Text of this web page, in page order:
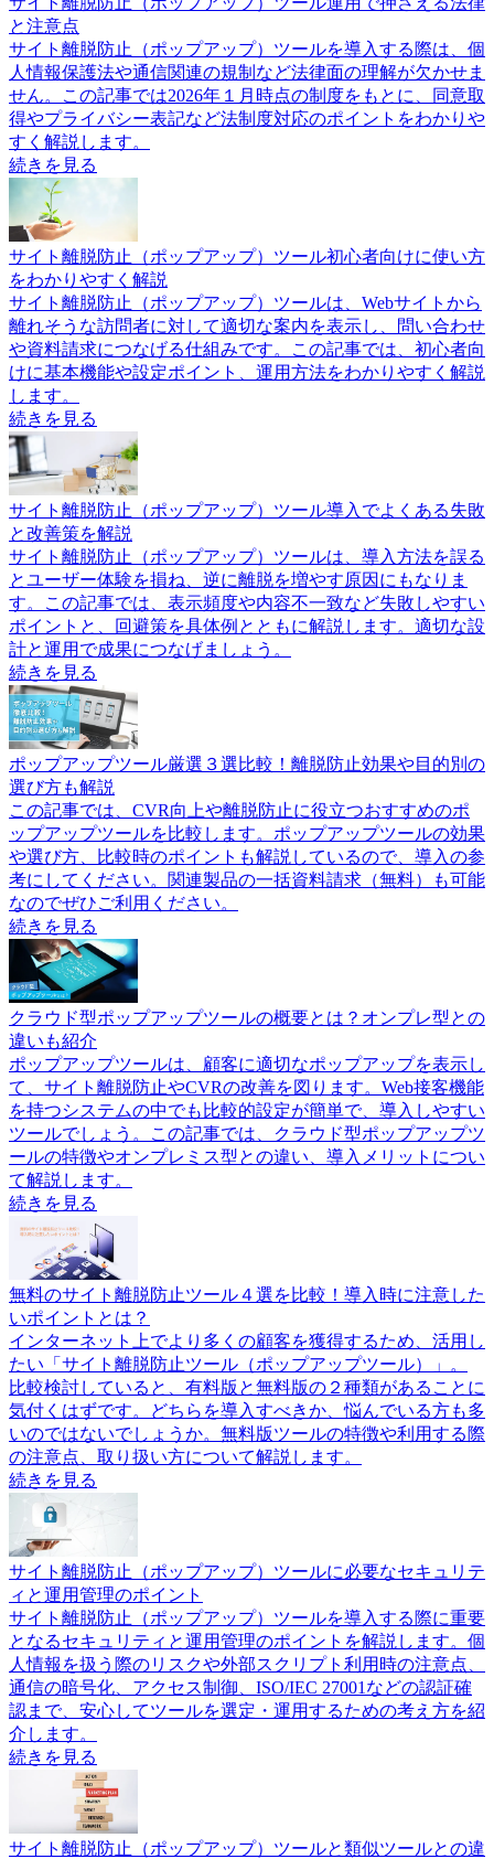
と注意点
サイト離脱防止（ポップアップ）ツールを導入する際は、個
人情報保護法や通信関連の規制など法律面の理解が欠かせま
せん。この記事では2026年１月時点の制度をもとに、同意取
得やプライバシー表記など法制度対応のポイントをわかりや
すく解説します。
続きを見る
サイト離脱防止（ポップアップ）ツール初心者向けに使い方
をわかりやすく解説
サイト離脱防止（ポップアップ）ツールは、Webサイトから
離れそうな訪問者に対して適切な案内を表示し、問い合わせ
や資料請求につなげる仕組みです。この記事では、初心者向
けに基本機能や設定ポイント、運用方法をわかりやすく解説
します。
続きを見る
サイト離脱防止（ポップアップ）ツール導入でよくある失敗
と改善策を解説
サイト離脱防止（ポップアップ）ツールは、導入方法を誤る
とユーザー体験を損ね、逆に離脱を増やす原因にもなりま
す。この記事では、表示頻度や内容不一致など失敗しやすい
ポイントと、回避策を具体例とともに解説します。適切な設
計と運用で成果につなげましょう。
続きを見る
ポップアップツール厳選３選比較！離脱防止効果や目的別の
選び方も解説
この記事では、CVR向上や離脱防止に役立つおすすめのポ
ップアップツールを比較します。ポップアップツールの効果
や選び方、比較時のポイントも解説しているので、導入の参
考にしてください。関連製品の一括資料請求（無料）も可能
なのでぜひご利用ください。
続きを見る
クラウド型ポップアップツールの概要とは？オンプレ型との
違いも紹介
ポップアップツールは、顧客に適切なポップアップを表示し
て、サイト離脱防止やCVRの改善を図ります。Web接客機能
を持つシステムの中でも比較的設定が簡単で、導入しやすい
ツールでしょう。この記事では、クラウド型ポップアップツ
ールの特徴やオンプレミス型との違い、導入メリットについ
て解説します。
続きを見る
無料のサイト離脱防止ツール４選を比較！導入時に注意した
いポイントとは？
インターネット上でより多くの顧客を獲得するため、活用し
たい「サイト離脱防止ツール（ポップアップツール）」。
比較検討していると、有料版と無料版の２種類があることに
気付くはずです。どちらを導入すべきか、悩んでいる方も多
いのではないでしょうか。無料版ツールの特徴や利用する際
の注意点、取り扱い方について解説します。
続きを見る
サイト離脱防止（ポップアップ）ツールに必要なセキュリテ
ィと運用管理のポイント
サイト離脱防止（ポップアップ）ツールを導入する際に重要
となるセキュリティと運用管理のポイントを解説します。個
人情報を扱う際のリスクや外部スクリプト利用時の注意点、
通信の暗号化、アクセス制御、ISO/IEC 27001などの認証確
認まで、安心してツールを選定・運用するための考え方を紹
介します。
続きを見る
サイト離脱防止（ポップアップ）ツールと類似ツールとの違